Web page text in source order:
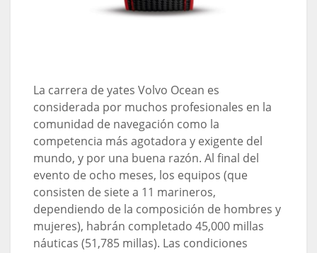
La carrera de yates Volvo Ocean es
considerada por muchos profesionales en la
comunidad de navegación como la
competencia más agotadora y exigente del
mundo, y por una buena razón. Al final del
evento de ocho meses, los equipos (que
consisten de siete a 11 marineros,
dependiendo de la composición de hombres y
mujeres), habrán completado 45,000 millas
náuticas (51,785 millas). Las condiciones